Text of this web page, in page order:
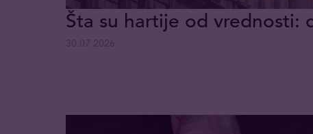
Šta su hartije od vrednosti: